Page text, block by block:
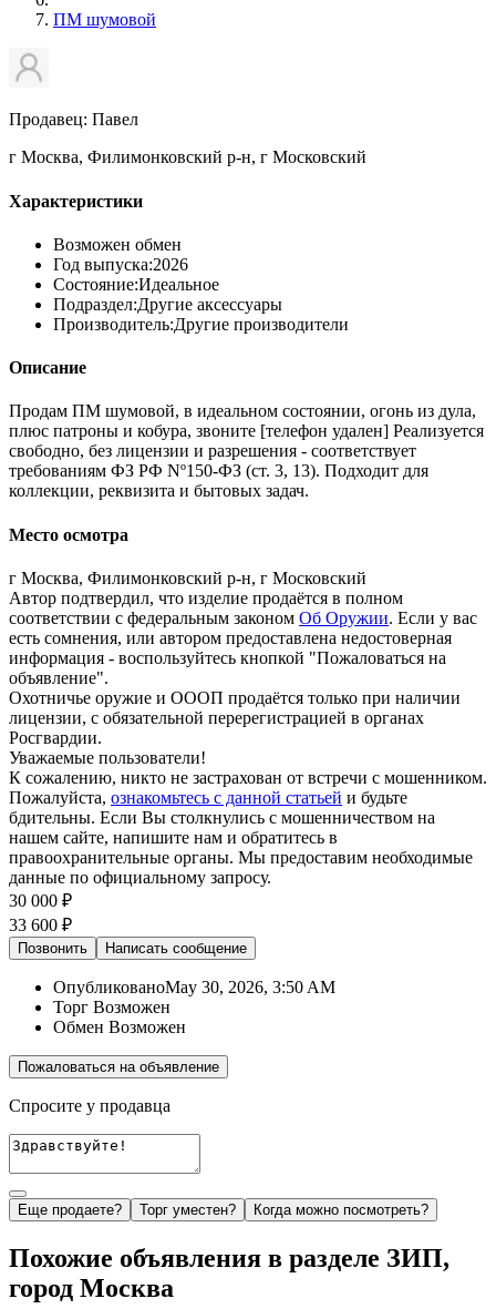
ПМ шумовой
Продавец: Павел
г Москва, Филимонковский р-н, г Московский
Характеристики
Возможен обмен
Год выпуска:2026
Состояние:Идеальное
Подраздел:Другие аксессуары
Производитель:Другие производители
Описание
Продам ПМ шумовой, в идеальном состоянии, огонь из дула,
плюс патроны и кобура, звоните [телефон удален] Реализуется
свободно, без лицензии и разрешения - соответствует
требованиям ФЗ РФ Nº150-ФЗ (ст. 3, 13). Подходит для
коллекции, реквизита и бытовых задач.
Место осмотра
г Москва, Филимонковский р-н, г Московский
Автор подтвердил, что изделие продаётся в полном
соответствии с федеральным законом Об Оружии. Если у вас
есть сомнения, или автором предоставлена недостоверная
информация - воспользуйтесь кнопкой "Пожаловаться на
объявление".
Охотничье оружие и ОООП продаётся только при наличии
лицензии, с обязательной перерегистрацией в органах
Росгвардии.
Уважаемые пользователи!
К сожалению, никто не застрахован от встречи с мошенником.
Пожалуйста, ознакомьтесь с данной статьей и будьте
бдительны. Если Вы столкнулись с мошенничеством на
нашем сайте, напишите нам и обратитесь в
правоохранительные органы. Мы предоставим необходимые
данные по официальному запросу.
30 000 ₽
33 600 ₽
Позвонить Написать сообщение
ОпубликованоMay 30, 2026, 3:50 AM
Торг Возможен
Обмен Возможен
Пожаловаться на объявление
Спросите у продавца
Еще продаете? Торг уместен? Когда можно посмотреть?
Похожие объявления в разделе ЗИП,
город Москва